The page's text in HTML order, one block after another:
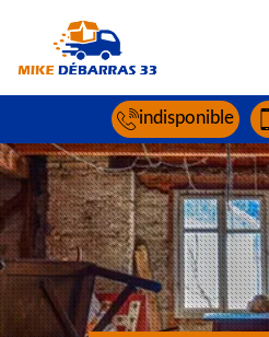
indisponible